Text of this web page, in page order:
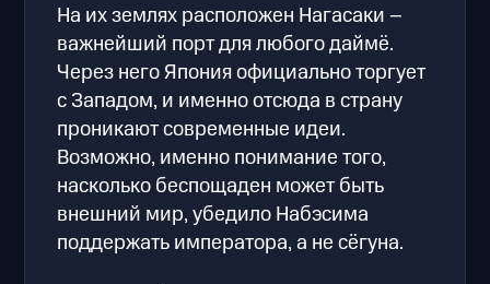
На их землях расположен Нагасаки –
важнейший порт для любого даймё.
Через него Япония официально торгует
с Западом, и именно отсюда в страну
проникают современные идеи.
Возможно, именно понимание того,
насколько беспощаден может быть
внешний мир, убедило Набэсима
поддержать императора, а не сёгуна.